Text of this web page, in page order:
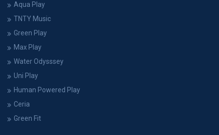
Aqua Play
TNTY Music
Green Play
Max Play
Water Odysssey
Uni Play
Human Powered Play
Ceria
Green Fit